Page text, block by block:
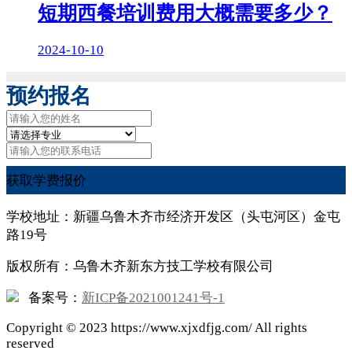
短期西餐培训费用大概需要多少？
2024-10-10
预约报名
获取学费报价
学校地址：新疆乌鲁木齐市经济开发区（头屯河区）金屯
路19号
版权所有：乌鲁木齐新东方技工学校有限公司
备案号： 新ICP备2021001241号-1
Copyright © 2023 https://www.xjxdfjg.com/ All rights
reserved